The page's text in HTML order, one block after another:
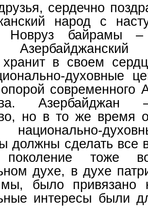
сердечно
народ с
Новруз байрамы
хранит в своем
духовные
современного
Азербайджан
но в то же время
национально-
должны сделать все
поколение тоже
духе, в духе
было привязано
интересы были